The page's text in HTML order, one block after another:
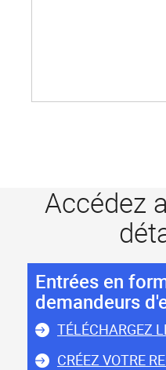
Accédez
Entrées en
demandeurs
TÉLÉCHARGEZ
CRÉEZ VOTRE